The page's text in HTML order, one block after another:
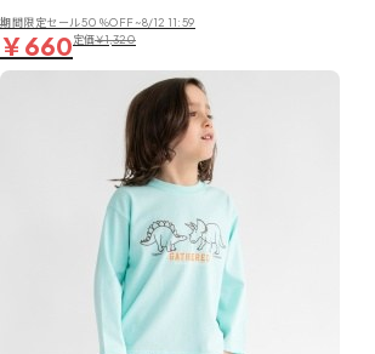
期間限定セール50％OFF~8/12 11:59
￥660定価￥1,320